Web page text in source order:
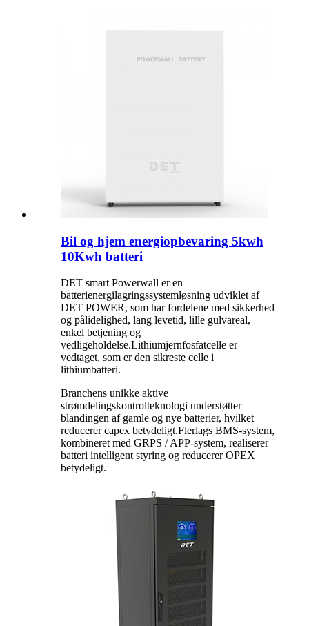
Bil og hjem energiopbevaring 5kwh
10Kwh batteri
DET smart Powerwall er en
batterienergilagringssystemløsning udviklet af
DET POWER, som har fordelene med sikkerhed
og pålidelighed, lang levetid, lille gulvareal,
enkel betjening og
vedligeholdelse.Lithiumjernfosfatcelle er
vedtaget, som er den sikreste celle i
lithiumbatteri.
Branchens unikke aktive
strømdelingskontrolteknologi understøtter
blandingen af ​​gamle og nye batterier, hvilket
reducerer capex betydeligt.Flerlags BMS-system,
kombineret med GRPS / APP-system, realiserer
batteri intelligent styring og reducerer OPEX
betydeligt.